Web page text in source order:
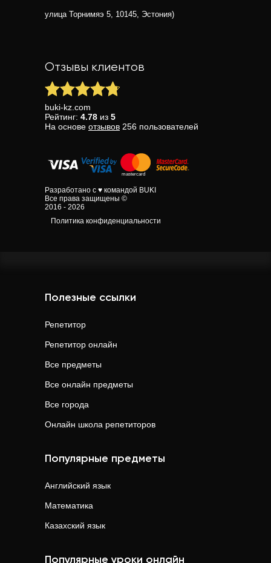
улица Торнимяэ 5, 10145, Эстония)
Отзывы клиентов
buki-kz.com
Рейтинг: 4.78 из 5
На основе отзывов 256 пользователей
Разработано с ♥ командой BUKI
Все права защищены ©
2016 - 2026
Политика конфиденциальности
Полезные ссылки
Репетитор
Репетитор онлайн
Все предметы
Все онлайн предметы
Все города
Онлайн школа репетиторов
Популярные предметы
Английский язык
Математика
Казахский язык
Популярные уроки онлайн